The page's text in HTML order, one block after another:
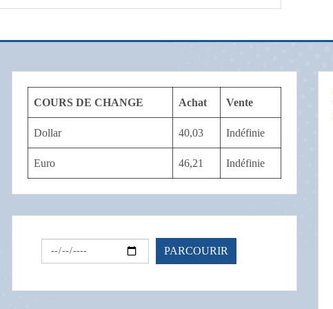
COURS DE CHANGE Achat Vente
Dollar 40,03 Indéfinie
Euro 46,21 Indéfinie